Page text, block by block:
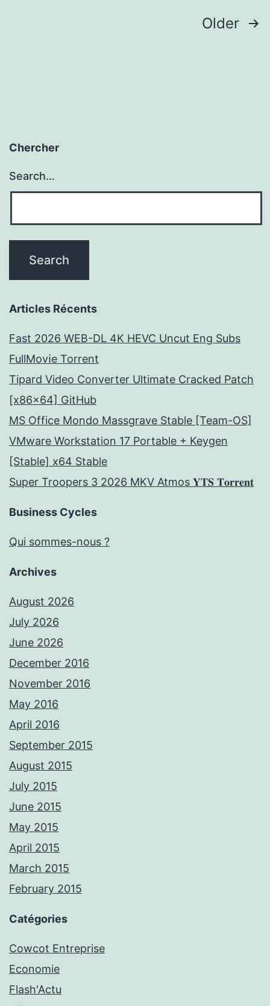
Older
Chercher
Search…
Articles Récents
Fast 2026 WEB-DL 4K HEVC Uncut Eng Subs
FullMov𝗂e Torrent
Tipard Video Converter Ultimate Cracked Patch
[x86x64] GitHub
MS Office Mondo Massgrave Stable [Team-OS]
VMware Workstation 17 Portable + Keygen
[Stable] x64 Stable
Super Troopers 3 2026 MKV Atmos 𝐘𝐓𝐒 𝐓𝐨𝐫𝐫𝐞𝐧𝐭
Business Cycles
Qui sommes-nous ?
Archives
August 2026
July 2026
June 2026
December 2016
November 2016
May 2016
April 2016
September 2015
August 2015
July 2015
June 2015
May 2015
April 2015
March 2015
February 2015
Catégories
Cowcot Entreprise
Economie
Flash'Actu